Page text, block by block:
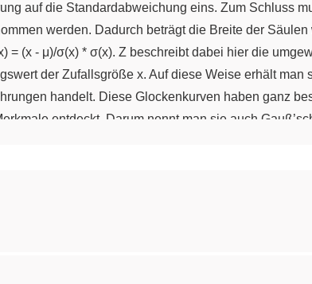
auf die Standardabweichung eins. Zum Schluss
werden. Dadurch beträgt die Breite der
= (x - μ)/σ(x) * σ(x). Z beschreibt dabei hier die
der Zufallsgröße x. Auf diese Weise erhält
handelt. Diese Glockenkurven haben ganz
entdeckt. Darum nennt man sie auch
Säulen aus. Nun können wir allein den Graphen